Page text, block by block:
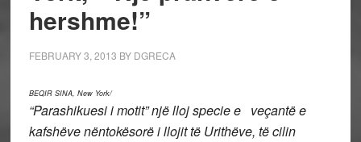
hershme!”
FEBRUARY 3, 2013 BY DGRECA
BEQIR SINA, New York/
“Parashikuesi i motit” një lloj specie e veçantë e
kafshëve nëntokësorë i llojit të Urithëve, të cilin